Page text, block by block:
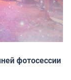
фотосессии